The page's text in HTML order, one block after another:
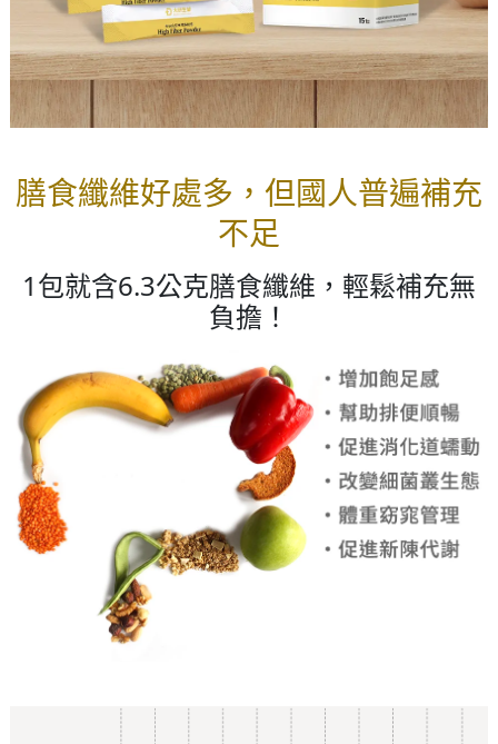
膳食纖維好處多，但國人普遍補充
不足
1包就含6.3公克膳食纖維，輕鬆補充無
負擔！